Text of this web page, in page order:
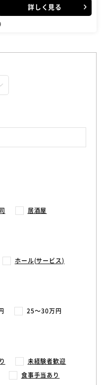
方など、鮨を握るまでに様々
ルな料理だからこそ、素材の
情味溢れる店主のもとでイチ
詳しく見る
居酒屋
ホール(サービス)
25〜30万円
未経験者歓迎
食事手当あり